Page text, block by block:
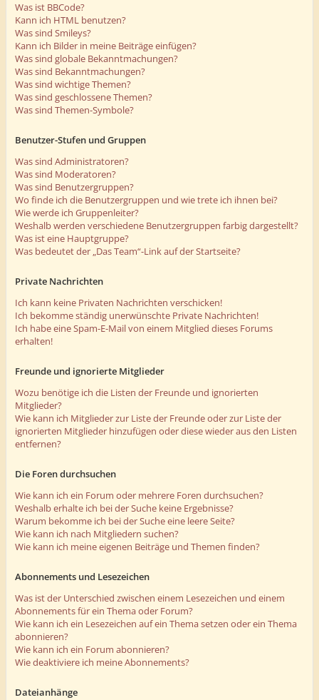
Was ist BBCode?
Kann ich HTML benutzen?
Was sind Smileys?
Kann ich Bilder in meine Beiträge einfügen?
Was sind globale Bekanntmachungen?
Was sind Bekanntmachungen?
Was sind wichtige Themen?
Was sind geschlossene Themen?
Was sind Themen-Symbole?
Benutzer-Stufen und Gruppen
Was sind Administratoren?
Was sind Moderatoren?
Was sind Benutzergruppen?
Wo finde ich die Benutzergruppen und wie trete ich ihnen bei?
Wie werde ich Gruppenleiter?
Weshalb werden verschiedene Benutzergruppen farbig dargestellt?
Was ist eine Hauptgruppe?
Was bedeutet der „Das Team“-Link auf der Startseite?
Private Nachrichten
Ich kann keine Privaten Nachrichten verschicken!
Ich bekomme ständig unerwünschte Private Nachrichten!
Ich habe eine Spam-E-Mail von einem Mitglied dieses Forums
erhalten!
Freunde und ignorierte Mitglieder
Wozu benötige ich die Listen der Freunde und ignorierten
Mitglieder?
Wie kann ich Mitglieder zur Liste der Freunde oder zur Liste der
ignorierten Mitglieder hinzufügen oder diese wieder aus den Listen
entfernen?
Die Foren durchsuchen
Wie kann ich ein Forum oder mehrere Foren durchsuchen?
Weshalb erhalte ich bei der Suche keine Ergebnisse?
Warum bekomme ich bei der Suche eine leere Seite?
Wie kann ich nach Mitgliedern suchen?
Wie kann ich meine eigenen Beiträge und Themen finden?
Abonnements und Lesezeichen
Was ist der Unterschied zwischen einem Lesezeichen und einem
Abonnements für ein Thema oder Forum?
Wie kann ich ein Lesezeichen auf ein Thema setzen oder ein Thema
abonnieren?
Wie kann ich ein Forum abonnieren?
Wie deaktiviere ich meine Abonnements?
Dateianhänge